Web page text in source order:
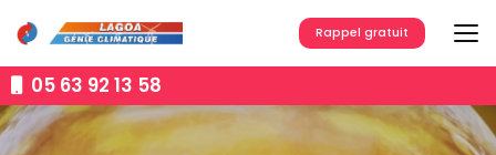
au
contenu
principal05 63 92 13 58
Rappel gratuit